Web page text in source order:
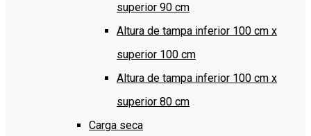
superior 90 cm
Altura de tampa inferior 100 cm x
superior 100 cm
Altura de tampa inferior 100 cm x
superior 80 cm
Carga seca